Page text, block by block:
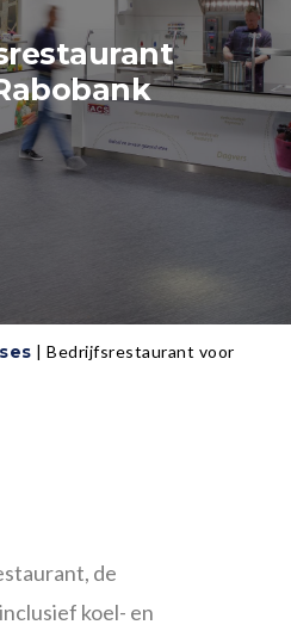
| Bedrijfsrestaurant voor
de
koel- en